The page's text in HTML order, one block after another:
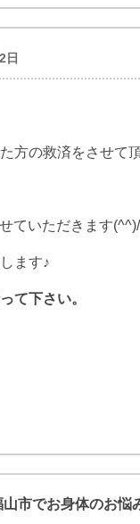
日
方の救済をさせて
ていただきます(^^)/
ます♪
て下さい。
市でお身体のお悩